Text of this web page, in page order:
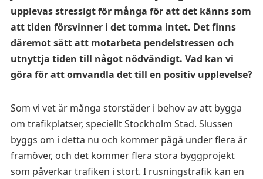
upplevas stressigt för många för att det känns som
att tiden försvinner i det tomma intet. Det finns
däremot sätt att motarbeta pendelstressen och
utnyttja tiden till något nödvändigt. Vad kan vi
göra för att omvandla det till en positiv upplevelse?
Som vi vet är många storstäder i behov av att bygga
om trafikplatser, speciellt Stockholm Stad. Slussen
byggs om i detta nu och kommer pågå under flera år
framöver, och det kommer flera stora byggprojekt
som påverkar trafiken i stort. I rusningstrafik kan en